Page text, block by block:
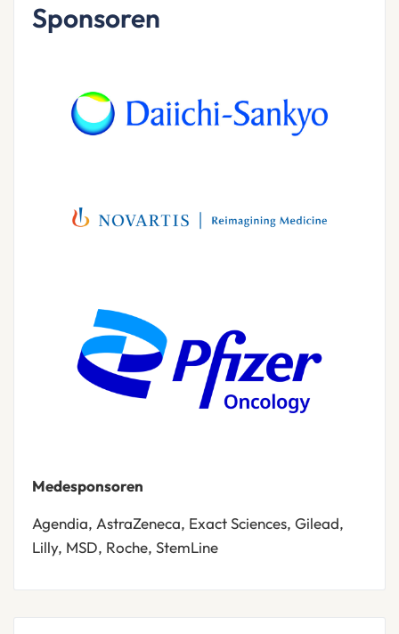
Sponsoren
Medesponsoren
Agendia, AstraZeneca, Exact Sciences, Gilead,
Lilly, MSD, Roche, StemLine